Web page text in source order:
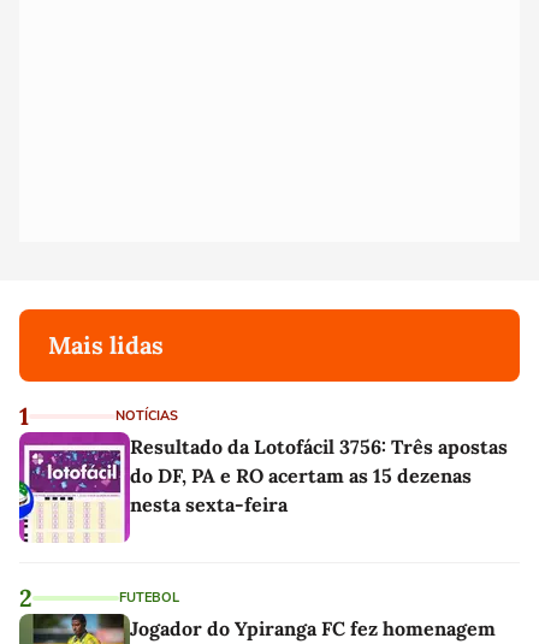
Mais lidas
1 NOTÍCIAS
Resultado da Lotofácil 3756: Três apostas
do DF, PA e RO acertam as 15 dezenas
nesta sexta-feira
2 FUTEBOL
Jogador do Ypiranga FC fez homenagem